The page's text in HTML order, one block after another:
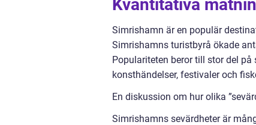
Kvantitativa
Simrishamn är en populär
Simrishamns turistbyrå ökade
Populariteten beror till stor del
konsthändelser, festivaler och
En diskussion om hur olika
Simrishamns sevärdheter är